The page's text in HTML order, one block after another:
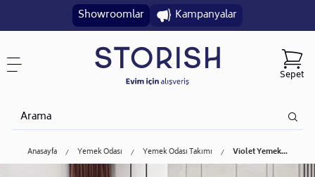
Showroomlar Kampanyalar
Sepet
Anasayfa Yemek Odası Yemek Odası Takımı Violet Yemek...